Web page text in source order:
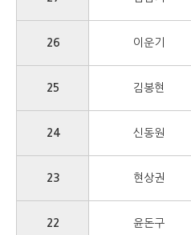
26 이운기
25 김봉현
24 신동원
23 현상권
22 윤돈구